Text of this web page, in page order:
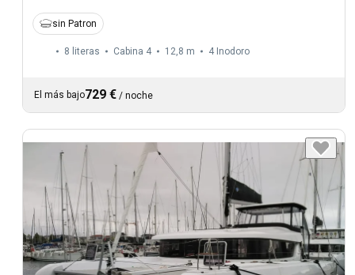
sin Patron
8 literas Cabina 4 12,8 m 4 Inodoro
El más bajo729 € / noche